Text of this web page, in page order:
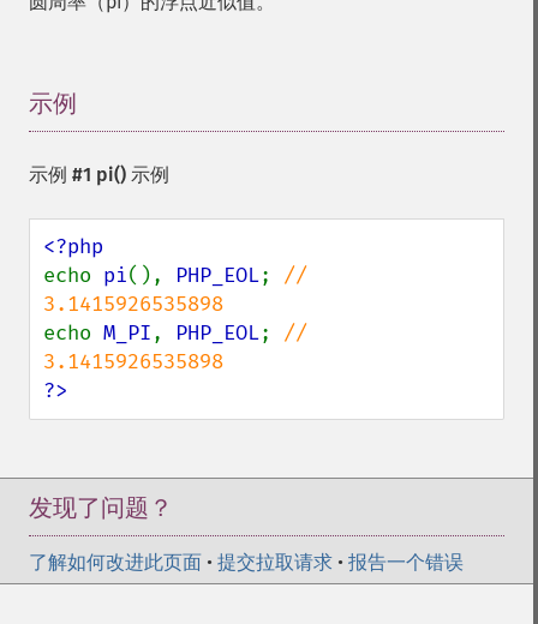
示例
示例 #1 pi() 示例
echo pi(), PHP_EOL; //
echo M_PI, PHP_EOL; //
?>
发现了问题？
了解如何改进此页面 • 提交拉取请求 • 报告一个错误